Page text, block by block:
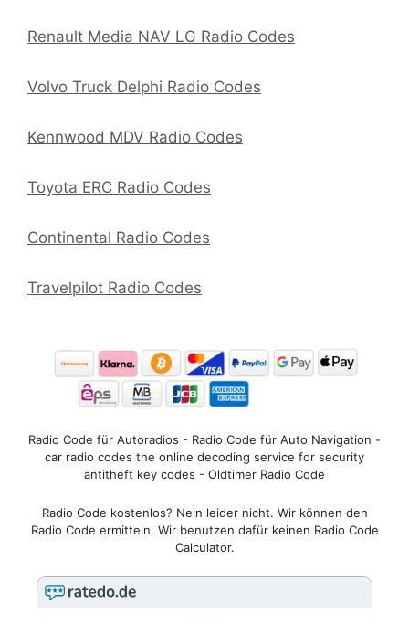
Renault Media NAV LG Radio Codes
Volvo Truck Delphi Radio Codes
Kennwood MDV Radio Codes
Toyota ERC Radio Codes
Continental Radio Codes
Travelpilot Radio Codes
Radio Code für Autoradios - Radio Code für Auto Navigation -
car radio codes the online decoding service for security
antitheft key codes - Oldtimer Radio Code
Radio Code kostenlos? Nein leider nicht. Wir können den
Radio Code ermitteln. Wir benutzen dafür keinen Radio Code
Calculator.